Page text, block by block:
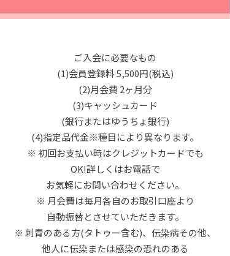
ご入会に必要なもの
(1)会員登録料 5,500円(税込)
(2)月会費 2ヶ月分
(3)キャッシュカード
(銀行またはゆうちょ銀行)
(4)指定品代金※種目により異なります。
※ 初回お支払い時はクレジットカードでも
OK!詳しくはお電話で
お気軽にお問い合わせください。
※ 月会費は毎月各自のお取引口座より
自動振替とさせていただきます。
※ 刺青のある方(タトゥー含む)、伝染病その他、
他人に伝染または感染の恐れのある